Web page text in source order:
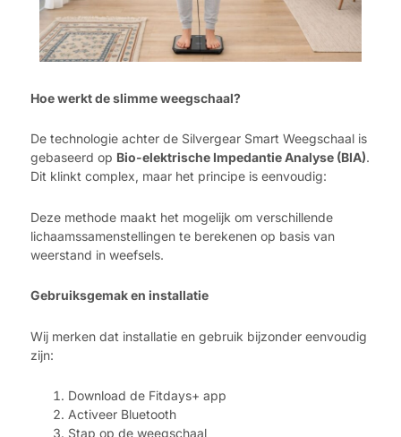
Hoe werkt de slimme weegschaal?
De technologie achter de Silvergear Smart Weegschaal is
gebaseerd op Bio-elektrische Impedantie Analyse (BIA).
Dit klinkt complex, maar het principe is eenvoudig:
Deze methode maakt het mogelijk om verschillende
lichaamssamenstellingen te berekenen op basis van
weerstand in weefsels.
Gebruiksgemak en installatie
Wij merken dat installatie en gebruik bijzonder eenvoudig
zijn:
Download de Fitdays+ app
Activeer Bluetooth
Stap op de weegschaal